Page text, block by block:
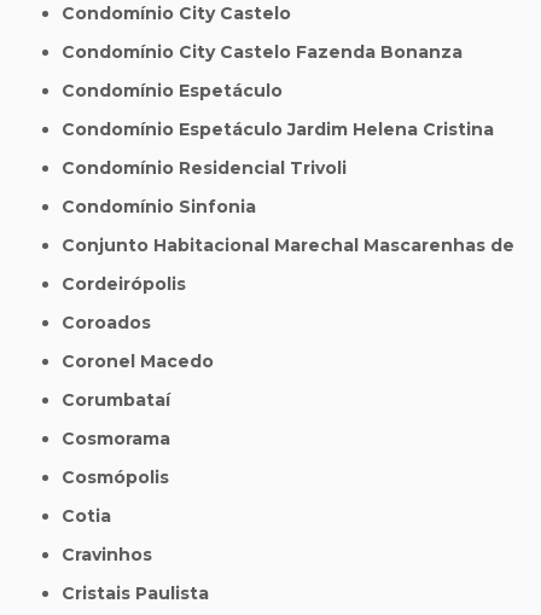
Condomínio City Castelo
Condomínio City Castelo Fazenda Bonanza
Condomínio Espetáculo
Condomínio Espetáculo Jardim Helena Cristina
Condomínio Residencial Trivoli
Condomínio Sinfonia
Conjunto Habitacional Marechal Mascarenhas de
Cordeirópolis
Coroados
Coronel Macedo
Corumbataí
Cosmorama
Cosmópolis
Cotia
Cravinhos
Cristais Paulista